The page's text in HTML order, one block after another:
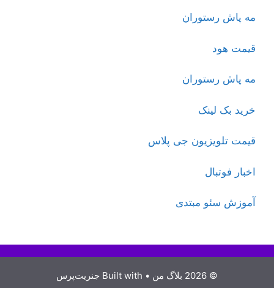
مه پاش رستوران
قیمت هود
مه پاش رستوران
خرید بک لینک
قیمت تلویزیون جی پلاس
اخبار فوتبال
آموزش سئو مبتدی
© 2026 بلاگ من • Built with جنریت‌پرس